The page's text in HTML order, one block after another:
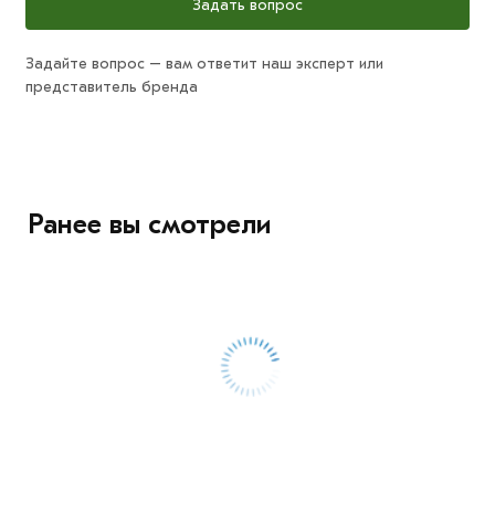
Задать вопрос
Задайте вопрос – вам ответит наш эксперт или
представитель бренда
Ранее вы смотрели